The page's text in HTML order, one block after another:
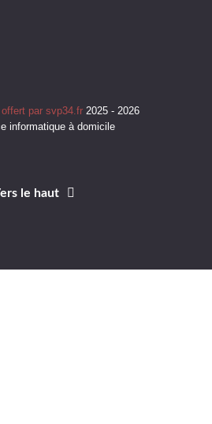
par svp34.fr 2025 - 2026
informatique à domicile
le haut